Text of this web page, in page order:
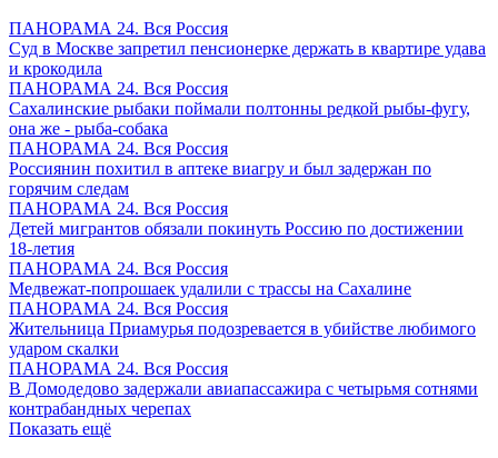
ПАНОРАМА 24. Вся Россия
Суд в Москве запретил пенсионерке держать в квартире удава
и крокодила
ПАНОРАМА 24. Вся Россия
Сахалинские рыбаки поймали полтонны редкой рыбы-фугу,
она же - рыба-собака
ПАНОРАМА 24. Вся Россия
Россиянин похитил в аптеке виагру и был задержан по
горячим следам
ПАНОРАМА 24. Вся Россия
Детей мигрантов обязали покинуть Россию по достижении
18-летия
ПАНОРАМА 24. Вся Россия
Медвежат-попрошаек удалили с трассы на Сахалине
ПАНОРАМА 24. Вся Россия
Жительница Приамурья подозревается в убийстве любимого
ударом скалки
ПАНОРАМА 24. Вся Россия
В Домодедово задержали авиапассажира с четырьмя сотнями
контрабандных черепах
Показать ещё